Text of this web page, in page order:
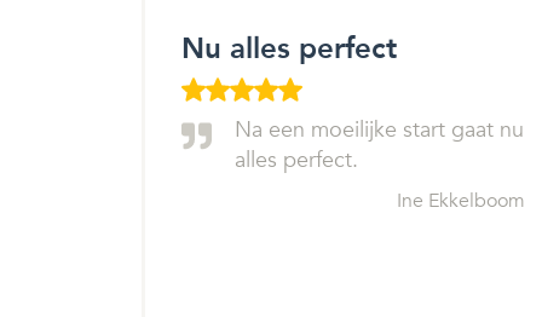
Nu alles perfect
Na een moeilijke start gaat nu
alles perfect.
Ine Ekkelboom